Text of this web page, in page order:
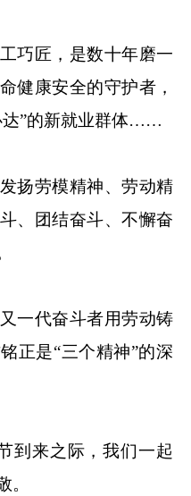
巧匠，是数十年磨一
健康安全的守护者，
达”的新就业群体……
扬劳模精神、劳动精
、团结奋斗、不懈奋
一代奋斗者用劳动铸
正是“三个精神”的深
到来之际，我们一起
。